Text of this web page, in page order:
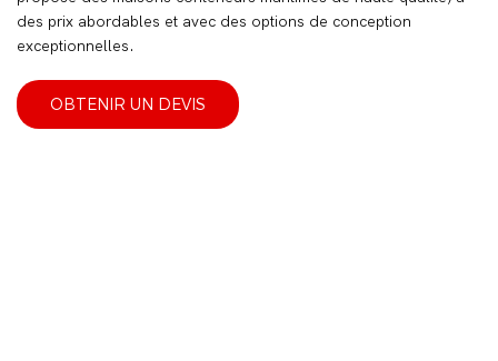
des prix abordables et avec des options de conception
exceptionnelles.
OBTENIR UN DEVIS